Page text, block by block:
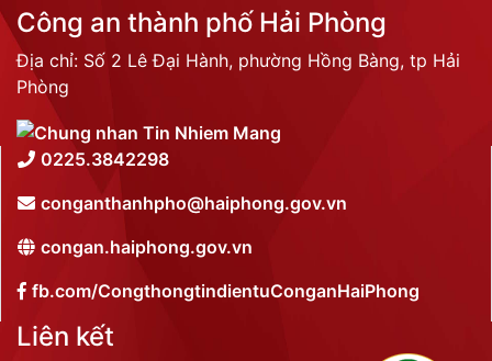
Công an thành phố Hải Phòng
Địa chỉ: Số 2 Lê Đại Hành, phường Hồng Bàng, tp Hải
Phòng
0225.3842298
conganthanhpho@haiphong.gov.vn
congan.haiphong.gov.vn
fb.com/CongthongtindientuConganHaiPhong
Liên kết